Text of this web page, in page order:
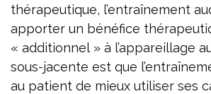
thérapeutique, l’entraînement
apporter un bénéfice
« additionnel » à l’appareillage
sous-jacente est que
au patient de mieux utiliser ses